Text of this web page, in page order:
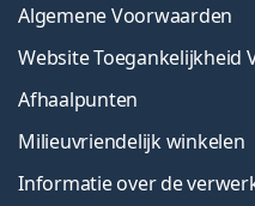
Algemene Voorwaarden
Website Toegankelijkheid
Afhaalpunten
Milieuvriendelijk winkelen
Informatie over de